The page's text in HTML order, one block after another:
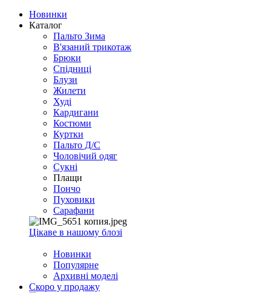
Новинки
Каталог
Пальто Зима
В'язаний трикотаж
Брюки
Спідниці
Блузи
Жилети
Худі
Кардигани
Костюми
Куртки
Пальто Д/С
Чоловічий одяг
Сукні
Плащи
Пончо
Пуховики
Сарафани
Цікаве в нашому блозі
Новинки
Популярне
Архивні моделі
Скоро у продажу
XLSX